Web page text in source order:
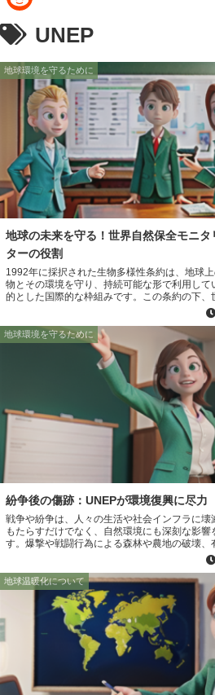
UNEP
地球環境を守るために
地球の未来を守る！世界自然保全モニタ
ターの役割
1992年に採択された生物多様性条約は、地球
物とその環境を守り、持続可能な形で利用して
的とした国際的な枠組みです。この条約の下、
が協力して生物多様性の保全と持続可能な利
WCMC)は、生物多様性条約の科学的な側面を支
設立された機関です。1988年に設立され、イギ
ブリッジに拠点を置いています。UNEP-WCMC
の生物多様性に関する情報を収集・分析し、
事務局や加盟国に提供することで、効果的な政
活動の実施に貢献しています。具体的には、絶
価や、保護地域の管理、生物多様性条約の目標
価などを行っています。
地球環境を守るために
紛争後の傷跡：UNEPが環境復興に尽力
戦争や紛争は、人々の生活や社会インフラに壊
もたらすだけでなく、自然環境にも深刻な影響
す。爆撃や戦闘行為による森林や農地の破壊、
出による水質・土壌汚染、さらに生態系の破
痕は深く、長期にわたって残ります。これら
紛争後の社会復興を阻む大きな要因となり、人
活にも深刻な影響を与え続けます。
地球温暖化について
c
b
a
i
R
e
d